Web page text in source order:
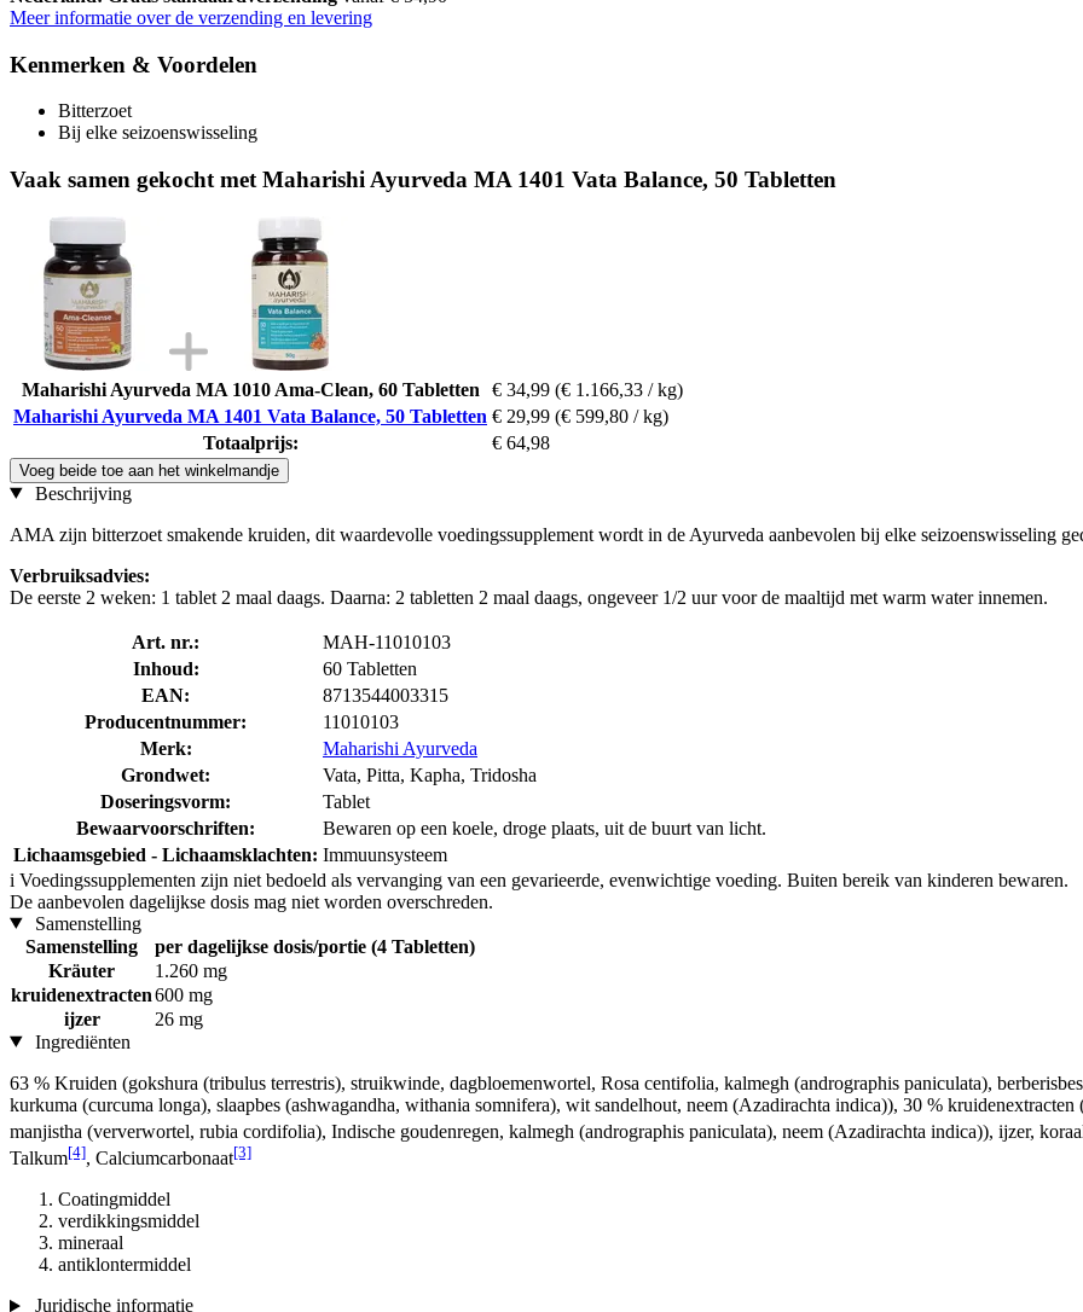
Meer informatie over de verzending en levering
Kenmerken & Voordelen
Bitterzoet
Bij elke seizoenswisseling
Vaak samen gekocht met Maharishi Ayurveda MA 1401 Vata Balance, 50 Tabletten
Maharishi Ayurveda MA 1010 Ama-Clean, 60 Tabletten € 34,99 (€ 1.166,33 / kg)
Maharishi Ayurveda MA 1401 Vata Balance, 50 Tabletten € 29,99 (€ 599,80 / kg)
Totaalprijs:
€ 64,98
Voeg beide toe aan het winkelmandje
Beschrijving
AMA zijn bitterzoet smakende kruiden, dit waardevolle voedingssupplement wordt in de Ayurveda aanbevolen bij elke seizoenswisseling
Verbruiksadvies:
De eerste 2 weken: 1 tablet 2 maal daags. Daarna: 2 tabletten 2 maal daags, ongeveer 1/2 uur voor de maaltijd met warm water innemen.
Art. nr.:
MAH-11010103
Inhoud:
60 Tabletten
EAN:
8713544003315
Producentnummer:
11010103
Merk:
Maharishi Ayurveda
Grondwet:
Vata, Pitta, Kapha, Tridosha
Doseringsvorm:
Tablet
Bewaarvoorschriften:
Bewaren op een koele, droge plaats, uit de buurt van licht.
Lichaamsgebied - Lichaamsklachten: Immuunsysteem
i Voedingssupplementen zijn niet bedoeld als vervanging van een gevarieerde, evenwichtige voeding. Buiten bereik van kinderen bewaren.
De aanbevolen dagelijkse dosis mag niet worden overschreden.
Samenstelling
Samenstelling
per dagelijkse dosis/portie (4 Tabletten)
Kräuter
1.260 mg
kruidenextracten600 mg
ijzer
26 mg
Ingrediënten
63 % Kruiden (gokshura (tribulus terrestris), struikwinde, dagbloemenwortel, Rosa centifolia, kalmegh (andrographis paniculata),
kurkuma (curcuma longa), slaapbes (ashwagandha, withania somnifera), wit sandelhout, neem (Azadirachta indica)), 30 %
manjistha (ververwortel, rubia cordifolia), Indische goudenregen, kalmegh (andrographis paniculata), neem (Azadirachta indica)), ijzer,
Talkum[4], Calciumcarbonaat[3]
Coatingmiddel
verdikkingsmiddel
mineraal
antiklontermiddel
Juridische informatie